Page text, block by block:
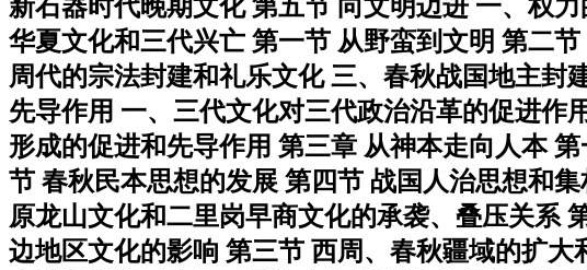
新石器时代晚期文化 第五节 向文明迈进 一、权
华夏文化和三代兴亡 第一节 从野蛮到文明 第二
周代的宗法封建和礼乐文化 三、春秋战国地主封
先导作用 一、三代文化对三代政治沿革的促进作
形成的促进和先导作用 第三章 从神本走向人本
节 春秋民本思想的发展 第四节 战国人治思想和
原龙山文化和二里岗早商文化的承袭、叠压关系
边地区文化的影响 第三节 西周、春秋疆域的扩